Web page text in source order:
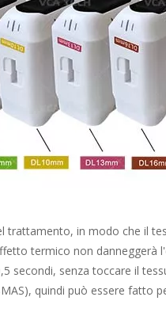
trattamento, in modo che il
termico non danneggerà
secondi, senza toccare il
quindi può essere fatto